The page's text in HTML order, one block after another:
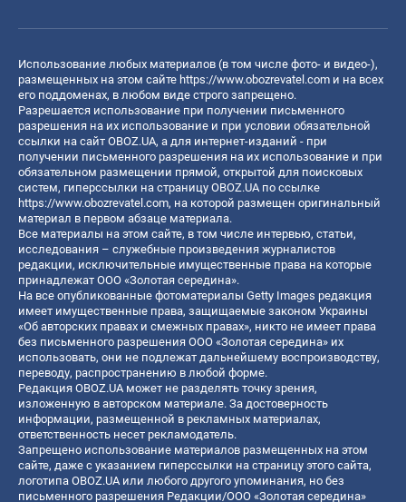
Использование любых материалов (в том числе фото- и видео-),
размещенных на этом сайте https://www.obozrevatel.com и на всех
его поддоменах, в любом виде строго запрещено.
Разрешается использование при получении письменного
разрешения на их использование и при условии обязательной
ссылки на сайт OBOZ.UA, а для интернет-изданий - при
получении письменного разрешения на их использование и при
обязательном размещении прямой, открытой для поисковых
систем, гиперссылки на страницу OBOZ.UA по ссылке
https://www.obozrevatel.com, на которой размещен оригинальный
материал в первом абзаце материала.
Все материалы на этом сайте, в том числе интервью, статьи,
исследования – служебные произведения журналистов
редакции, исключительные имущественные права на которые
принадлежат ООО «Золотая середина».
На все опубликованные фотоматериалы Getty Images редакция
имеет имущественные права, защищаемые законом Украины
«Об авторских правах и смежных правах», никто не имеет права
без письменного разрешения ООО «Золотая середина» их
использовать, они не подлежат дальнейшему воспроизводству,
переводу, распространению в любой форме.
Редакция OBOZ.UA может не разделять точку зрения,
изложенную в авторском материале. За достоверность
информации, размещенной в рекламных материалах,
ответственность несет рекламодатель.
Запрещено использование материалов размещенных на этом
сайте, даже с указанием гиперссылки на страницу этого сайта,
логотипа OBOZ.UA или любого другого упоминания, но без
письменного разрешения Редакции/ООО «Золотая середина»